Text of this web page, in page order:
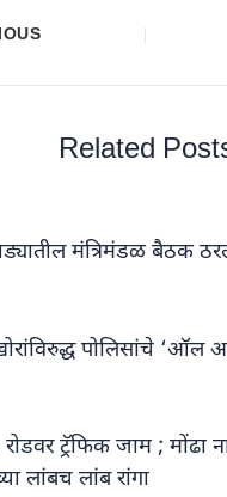
Related
मंत्रिमंडळ बैठक
पोलिसांचे
ट्रॅफिक जाम ; मोंढा
लांबच लांब रांगा